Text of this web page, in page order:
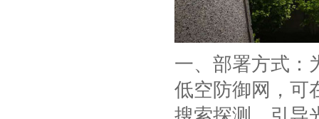
一、部署方式：
低空防御网，可